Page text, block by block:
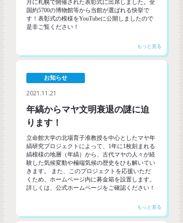
月に札幌で開催された表彰式に出席しました。全
国約5700の博物館等から当館が選ばれる快挙で
す！表彰式の模様をYouTubeに公開しましたので
是非ご覧ください！
お知らせ
2021.11.21
年縞からマヤ文明衰退の謎に迫
ります！
立命館大学の北場育子准教授を中心としたマヤ年
縞研究プロジェクトによって、1年に1枚刻まれる
縞模様の地層（年縞）から、古代マヤの人々が経
験した気候変動や極端気候の歴史をひも解いてい
きます。 また、このプロジェクトを応援いただ
くため、ホームページ内に募金箱を設置します。
詳しくは、公式ホームページをご確認ください！